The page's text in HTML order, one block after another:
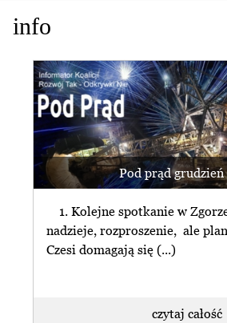
info
Pod prąd grudzień
1. Kolejne spotkanie w
nadzieje, rozproszenie, ale
Czesi domagają się (...)
czytaj całość